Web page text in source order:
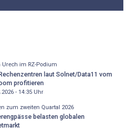
Urech im RZ-Podium
laut Solnet/Data11 vom
profitieren
- 14:35Uhr
zum zweiten Quartal 2026
belasten globalen